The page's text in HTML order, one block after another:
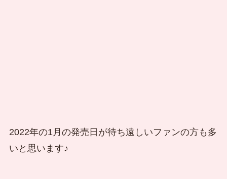
2022年の1月の発売日が待ち遠しいファンの方も多
いと思います♪